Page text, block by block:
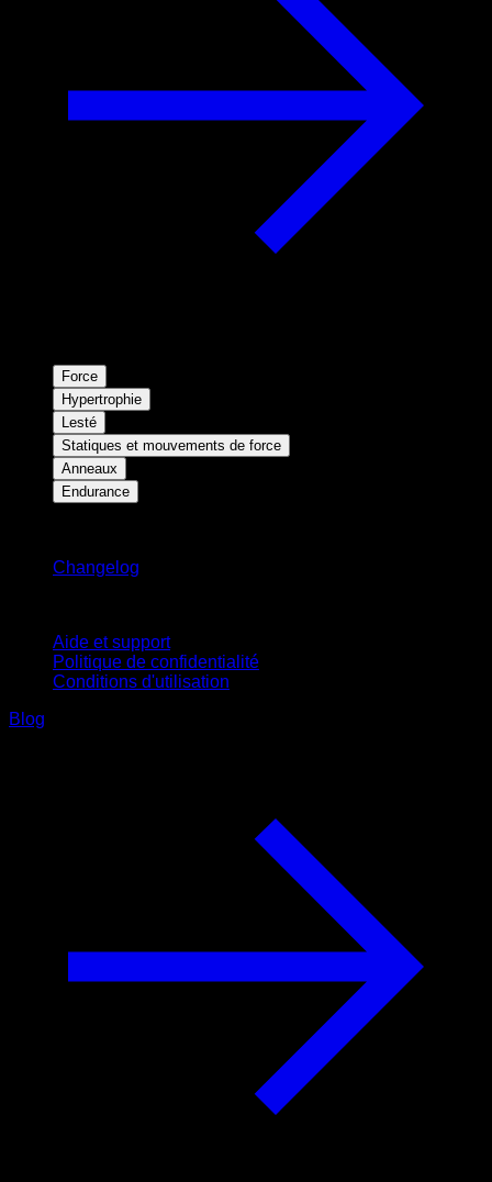
Force
Hypertrophie
Lesté
Statiques et mouvements de force
Anneaux
Endurance
Changelog
Aide et support
Politique de confidentialité
Conditions d'utilisation
Blog